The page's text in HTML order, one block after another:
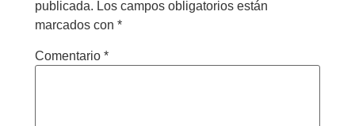
publicada. Los campos obligatorios están
marcados con *
Comentario *